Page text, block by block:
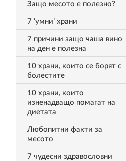
Защо месото е полезно?
7 ‘умни’ храни
7 причини защо чаша вино
на ден е полезна
10 храни, които се борят с
болестите
10 храни, които
изненадващо помагат на
диетата
Любопитни факти за
месото
7 чудесни здравословни